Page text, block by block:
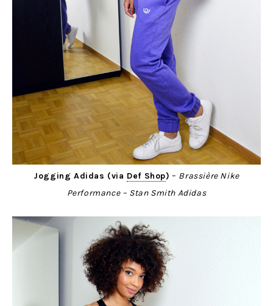
Jogging Adidas (via Def Shop) – Brassière Nike
Performance – Stan Smith Adidas